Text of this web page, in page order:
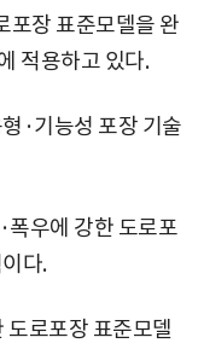
포장 표준모델을 완
적용하고 있다.
·기능성 포장 기술
폭우에 강한 도로포
다.
로포장 표준모델